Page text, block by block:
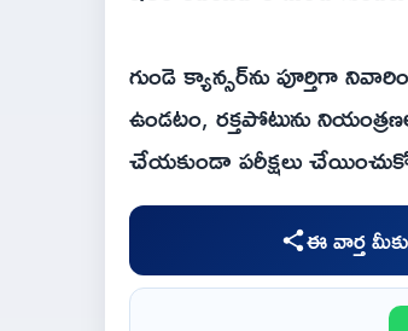
గుండె క్యాన్సర్‌ను పూర్తిగా
ఉండటం, రక్తపోటును
చేయకుండా పరీక్షలు
ఈ వార్త